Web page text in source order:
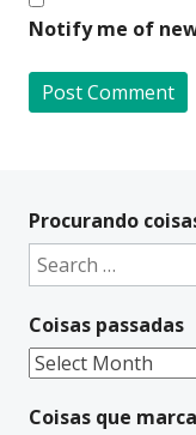
Notify me of
t
e
a
t
i
v
Procurando
Search
for:
Coisas passadas
Coisas
Coisas que